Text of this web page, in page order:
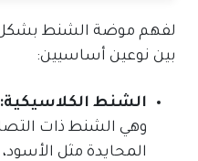
لفهم موضة الشنط بشكل
بين نوعين أساسيين:
الشنط الكلاسيكية:
وهي الشنط ذات
المحايدة مثل